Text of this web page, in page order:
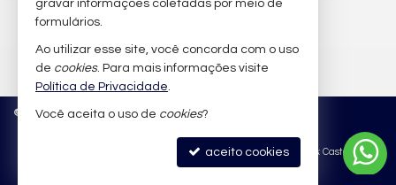
Infra para Veículos Elétricos
imóveis favoritos
mapa de imóveis
© 2026 CRECI/SC 6.388-J Política de Privacidade
Site para imobiliárias: Castel Digital
gravar informações coletadas por meio de
formulários.
Ao utilizar esse site, você concorda com o uso
de cookies. Para mais informações visite
Política de Privacidade.
Você aceita o uso de cookies?
aceito cookies